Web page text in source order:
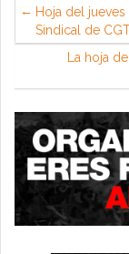
Hoja del
Sindical de
La hoja